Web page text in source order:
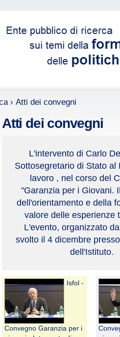
› Atti dei convegni
Atti dei convegni
L'intervento di Carlo
Sottosegretario di Stato al
lavoro , nel corso del
"Garanzia per i Giovani.
dell'orientamento e della
valore delle esperienze
L'evento, organizzato
svolto il 4 dicembre
dell'Istituto.
Isfol -
Convegno Garanzia per i